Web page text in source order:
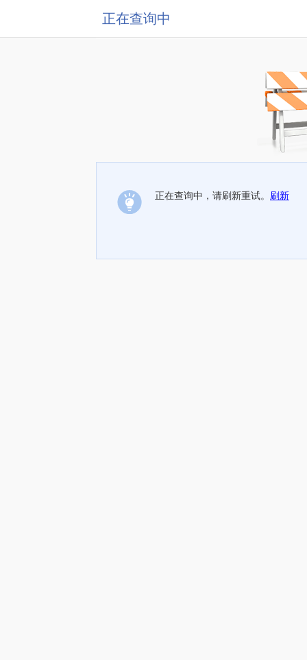
正在查询中
正在查询中，请刷新重试。 刷新